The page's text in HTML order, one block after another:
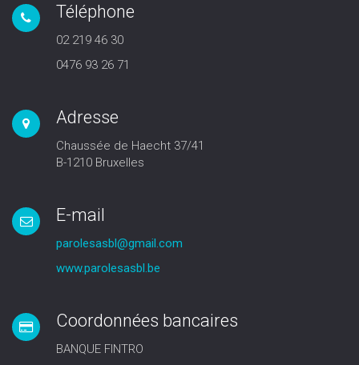
Téléphone
02 219 46 30
0476 93 26 71
Adresse
Chaussée de Haecht 37/41
B-1210 Bruxelles
E-mail
parolesasbl@gmail.com
www.parolesasbl.be
Coordonnées bancaires
BANQUE FINTRO